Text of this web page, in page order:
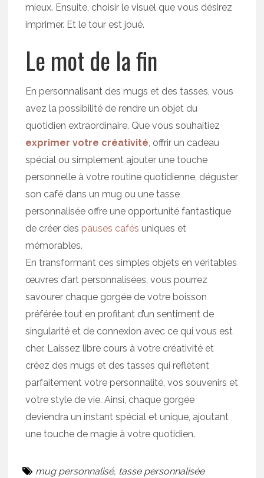
mieux. Ensuite, choisir le visuel que vous désirez
imprimer. Et le tour est joué.
Le mot de la fin
En personnalisant des mugs et des tasses, vous
avez la possibilité de rendre un objet du
quotidien extraordinaire. Que vous souhaitiez
exprimer votre créativité , offrir un cadeau
spécial ou simplement ajouter une touche
personnelle à votre routine quotidienne, déguster
son café dans un mug ou une tasse
personnalisée offre une opportunité fantastique
de créer des pauses cafés uniques et
mémorables.
En transformant ces simples objets en véritables
œuvres d’art personnalisées, vous pourrez
savourer chaque gorgée de votre boisson
préférée tout en profitant d’un sentiment de
singularité et de connexion avec ce qui vous est
cher. Laissez libre cours à votre créativité et
créez des mugs et des tasses qui reflètent
parfaitement votre personnalité, vos souvenirs et
votre style de vie. Ainsi, chaque gorgée
deviendra un instant spécial et unique, ajoutant
une touche de magie à votre quotidien.
mug personnalisé, tasse personnalisée